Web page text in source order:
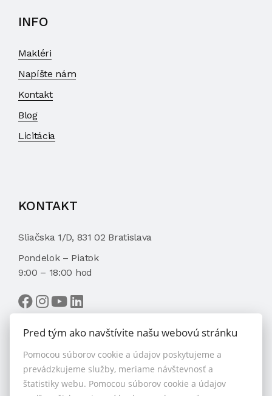
INFO
Makléri
Napíšte nám
Kontakt
Blog
Licitácia
KONTAKT
Sliačska 1/D, 831 02 Bratislava
Pondelok – Piatok
9:00 – 18:00 hod
VYBRAŤ MAKLÉRA
Pred tým ako navštívite našu webovú stránku
Pomocou súborov cookie a údajov poskytujeme a
prevádzkujeme služby, meriame návštevnosť a
štatistiky webu. Pomocou súborov cookie a údajov